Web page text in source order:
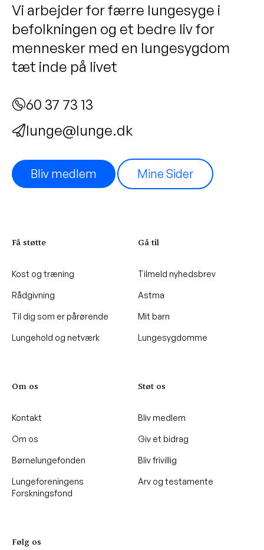
Vi arbejder for færre lungesyge i
befolkningen og et bedre liv for
mennesker med en lungesygdom
tæt inde på livet
60 37 73 13
lunge@lunge.dk
Bliv medlem Mine Sider
Få støtte
Kost og træning
Rådgivning
Til dig som er pårørende
Lungehold og netværk
Gå til
Tilmeld nyhedsbrev
Astma
Mit barn
Lungesygdomme
Om os
Kontakt
Om os
Børnelungefonden
Lungeforeningens
Forskningsfond
Støt os
Bliv medlem
Giv et bidrag
Bliv frivillig
Arv og testamente
Følg os